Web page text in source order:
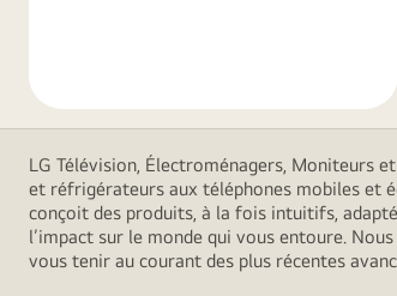
LG Télévision, Électroménagers, Moniteurs
et réfrigérateurs aux téléphones mobiles et
conçoit des produits, à la fois intuitifs,
l’impact sur le monde qui vous entoure.
vous tenir au courant des plus récentes